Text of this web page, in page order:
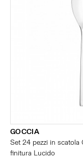
GOCCIA
Set 24 pezzi in scatola
finitura Lucido